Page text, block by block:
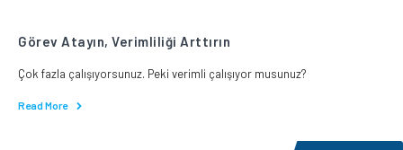
Görev Atayın, Verimliliği Arttırın
Çok fazla çalışıyorsunuz. Peki verimli çalışıyor musunuz?
Read More